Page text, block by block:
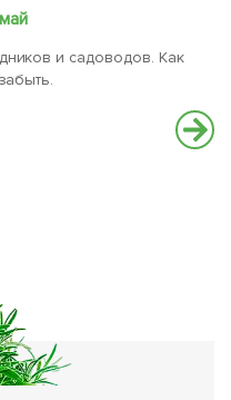
и садоводов. Как